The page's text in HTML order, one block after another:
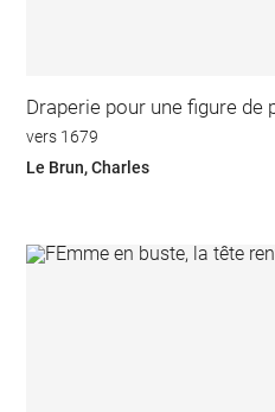
Draperie pour une figure de
vers 1679
Le Brun, Charles